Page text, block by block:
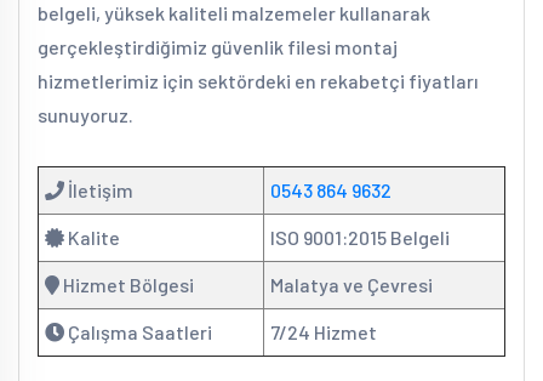
belgeli, yüksek kaliteli malzemeler kullanarak
gerçekleştirdiğimiz güvenlik filesi montaj
hizmetlerimiz için sektördeki en rekabetçi fiyatları
sunuyoruz.
İletişim 0543 864 9632
Kalite ISO 9001:2015 Belgeli
Hizmet Bölgesi Malatya ve Çevresi
Çalışma Saatleri 7/24 Hizmet